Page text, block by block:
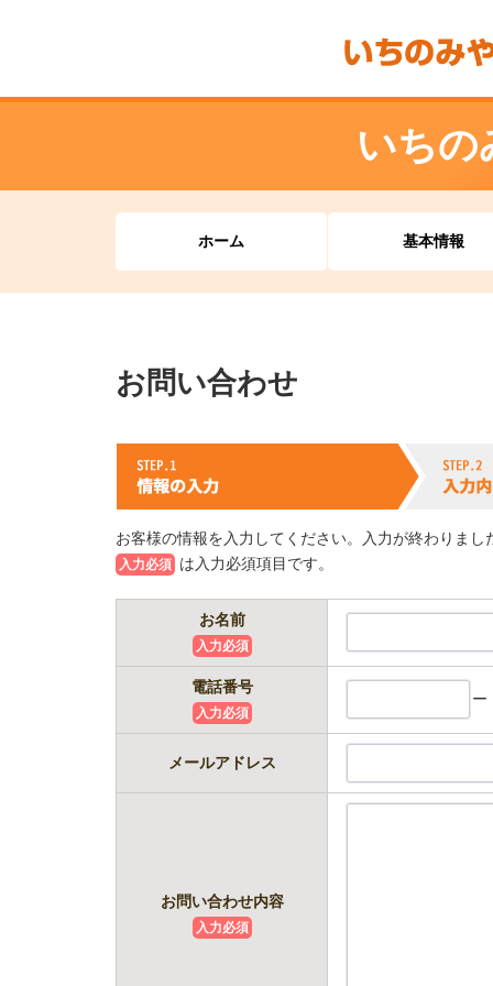
いちの
ホーム 基本情報
お問い合わせ
お客様の情報を入力してください。入力が終わりま
入力必須 は入力必須項目です。
お名前
入力必須
電話番号
入力必須
ー
メールアドレス
お問い合わせ内容
入力必須